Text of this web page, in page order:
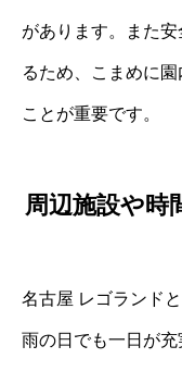
があります。また
るため、こまめに
ことが重要です。
周辺施設や時
名古屋 レゴランド
雨の日でも一日が